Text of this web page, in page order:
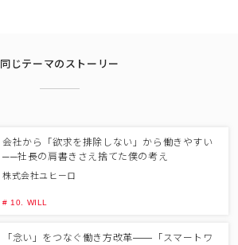
同じテーマのストーリー
会社から「欲求を排除しない」から働きやすい
──社長の肩書きさえ捨てた僕の考え
株式会社ユヒーロ
# 10. WILL
「念い」をつなぐ働き方改革――「スマートワ